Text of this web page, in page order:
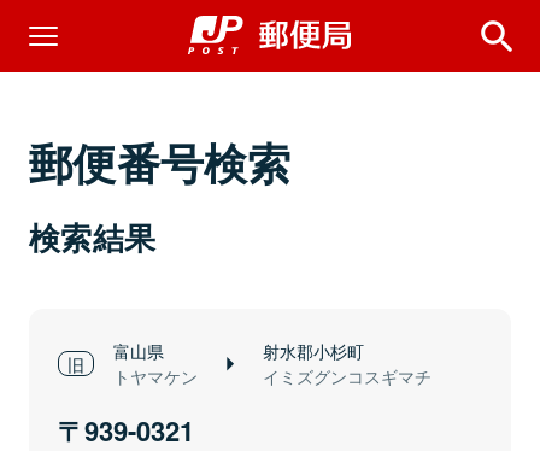
郵便番号検索
検索結果
富山県
トヤマケン
射水郡小杉町
イミズグンコスギマチ
939-0321